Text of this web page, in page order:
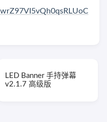
LED Banner 手持弹幕
v2.1.7 高级版